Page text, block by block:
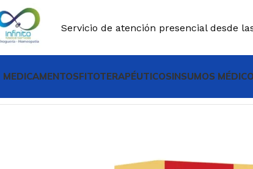
Servicio de atención presencial desde
MEDICAMENTOSFITOTERAPÉUTICOSINSUMOS